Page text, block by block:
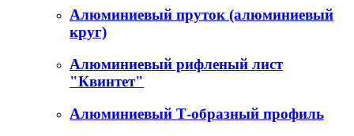
Алюминиевый пруток (алюминиевый
круг)
Алюминиевый рифленый лист
"Квинтет"
Алюминиевый Т-образный профиль